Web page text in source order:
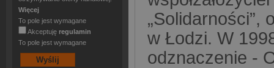
Więcej
To pole jest wymagane
Akceptuję regulamin
To pole jest wymagane
„Solidarności”,
w Łodzi. W
odznaczenie -